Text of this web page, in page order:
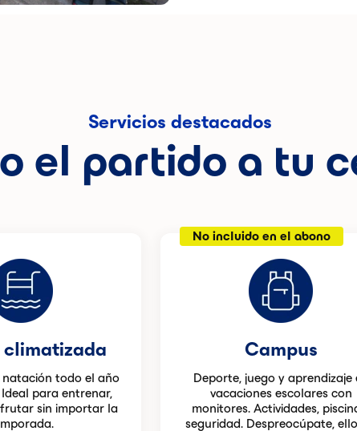
Servicios destacados
el partido a tu
climatizada
todo el año
para entrenar,
sin importar la
No incluido en el abono
Campus
Deporte, juego y aprendizaje
vacaciones escolares con
monitores. Actividades,
seguridad. Despreocúpate,